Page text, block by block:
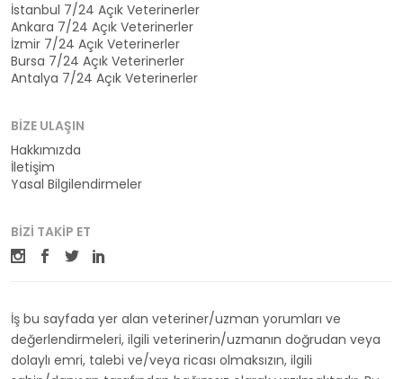
İstanbul 7/24 Açık Veterinerler
Ankara 7/24 Açık Veterinerler
İzmir 7/24 Açık Veterinerler
Bursa 7/24 Açık Veterinerler
Antalya 7/24 Açık Veterinerler
BIZE ULAŞIN
Hakkımızda
İletişim
Yasal Bilgilendirmeler
BIZI TAKIP ET
İş bu sayfada yer alan veteriner/uzman yorumları ve
değerlendirmeleri, ilgili veterinerin/uzmanın doğrudan veya
dolaylı emri, talebi ve/veya ricası olmaksızın, ilgili